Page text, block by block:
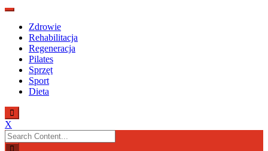
Zdrowie
Rehabilitacja
Regeneracja
Pilates
Sprzęt
Sport
Dieta
X
Search
for: